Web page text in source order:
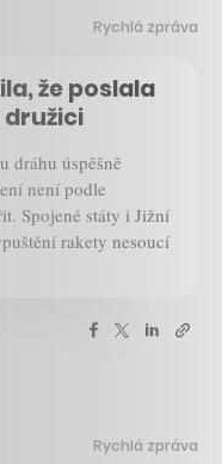
Rychlá zpráva
že poslala
dráhu úspěšně
není podle
Spojené státy i Jižní
rakety nesoucí
Rychlá zpráva